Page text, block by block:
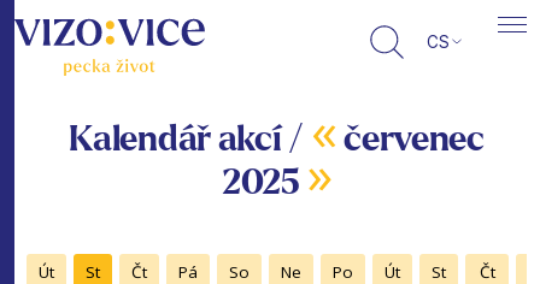
CS
Kalendář akcí / « červenec
2025 »
Út
St
Čt
Pá
So
Ne
Po
Út
St
Čt